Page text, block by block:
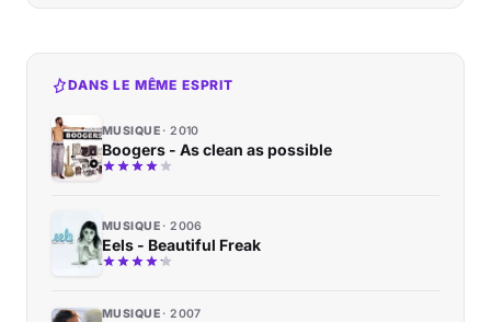
DANS LE MÊME ESPRIT
MUSIQUE 2010
Boogers - As clean as possible
MUSIQUE 2006
Eels - Beautiful Freak
MUSIQUE 2007